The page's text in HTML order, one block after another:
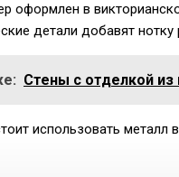
оформлен в
детали добавят нотку
Стены с отделкой из
использовать